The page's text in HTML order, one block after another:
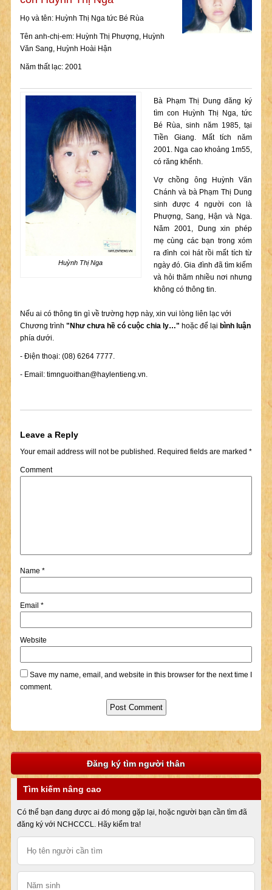
Họ và tên: Huỳnh Thị Nga tức Bé Rùa
Tên anh-chị-em: Huỳnh Thị Phượng, Huỳnh
Văn Sang, Huỳnh Hoài Hận
Năm thất lạc: 2001
Huỳnh Thị Nga
Bà Phạm Thị Dung đăng ký
tìm con Huỳnh Thị Nga, tức
Bé Rùa, sinh năm 1985, tại
Tiền Giang. Mất tích năm
2001. Nga cao khoảng 1m55,
có răng khểnh.
Vợ chồng ông Huỳnh Văn
Chánh và bà Phạm Thị Dung
sinh được 4 người con là
Phượng, Sang, Hận và Nga.
Năm 2001, Dung xin phép
mẹ cùng các bạn trong xóm
ra đình coi hát rồi mất tích từ
ngày đó. Gia đình đã tìm kiếm
và hỏi thăm nhiều nơi nhưng
không có thông tin.
Nếu ai có thông tin gì về trường hợp này, xin vui lòng liên lạc với
Chương trình "Như chưa hề có cuộc chia ly…" hoặc để lại bình luận
phía dưới.
- Điện thoại: (08) 6264 7777.
- Email: timnguoithan@haylentieng.vn.
Leave a Reply
Your email address will not be published.Required fields are marked *
Comment
Name *
Email *
Website
Save my name, email, and website in this browser for the next time I
comment.
Đăng ký tìm người thân
Tìm kiếm nâng cao
Có thể bạn đang được ai đó mong gặp lại, hoặc người bạn cần tìm đã
đăng ký với NCHCCCL. Hãy kiểm tra!